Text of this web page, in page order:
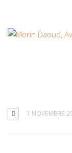
1 NOVEMBRE